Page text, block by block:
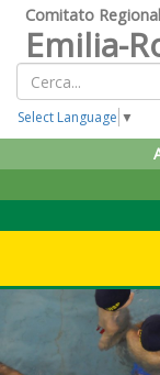
Comitato
Emilia-
Select Language ▼